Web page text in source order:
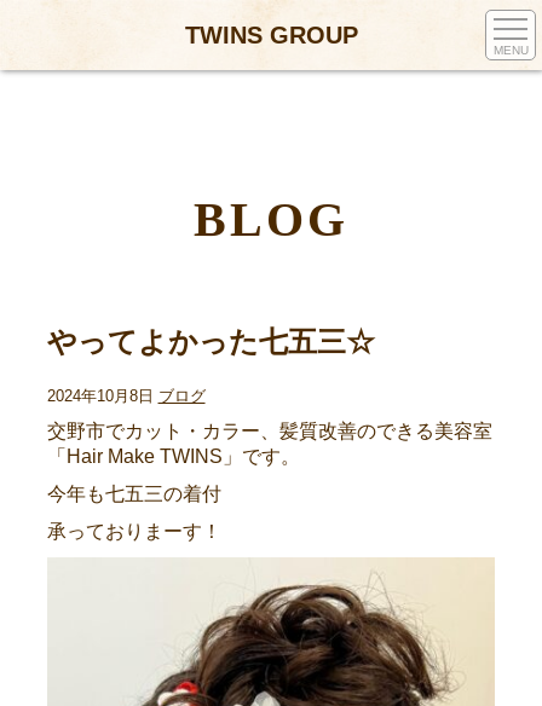
TWINS GROUP
MENU
BLOG
やってよかった七五三☆
2024年10月8日 ブログ
交野市でカット・カラー、髪質改善のできる美容室
「Hair Make TWINS」です。
今年も七五三の着付
承っておりまーす！